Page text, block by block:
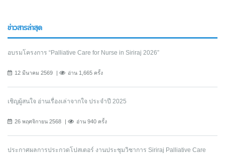
ข่าวสารล่าสุด
อบรมโครงการ “Palliative Care for Nurse in Siriraj 2026”
12 มีนาคม 2569 อ่าน 1,665 ครั้ง
เชิญผู้สนใจ อ่านเรื่องเล่าจากใจ ประจำปี 2025
26 พฤศจิกายน 2568 อ่าน 940 ครั้ง
ประกาศผลการประกวดโปสเตอร์ งานประชุมวิชาการ Siriraj Palliative Care